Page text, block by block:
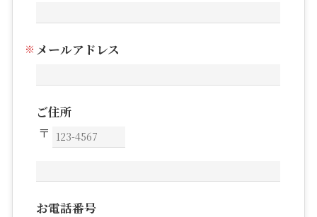
メールアドレス
ご住所
お電話番号